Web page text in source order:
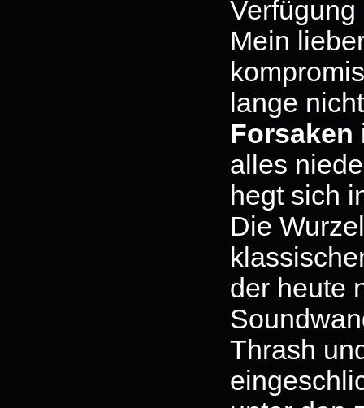
Verfügung
Mein
lange
Forsaken
alles
hegt sich
Die
der heute
Thrash